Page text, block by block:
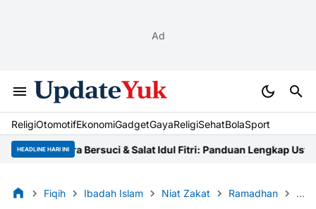
Ad
ReligiOtomotifEkonomiGadgetGayaReligiSehatBolaSport
HEADLINE HARI INI
Tata Cara Bersuci & Salat Idul Fitri: Panduan Lengkap UstazNiat
Fiqih Ibadah Islam Niat Zakat Ramadhan